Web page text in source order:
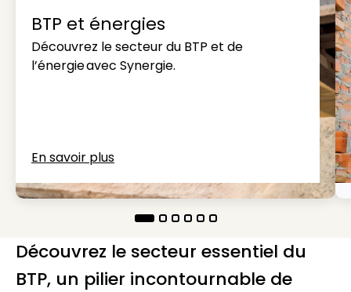
BTP et énergies
Découvrez le secteur du BTP et de
l’énergie avec Synergie.
En savoir plus
Découvrez le secteur essentiel du
BTP, un pilier incontournable de